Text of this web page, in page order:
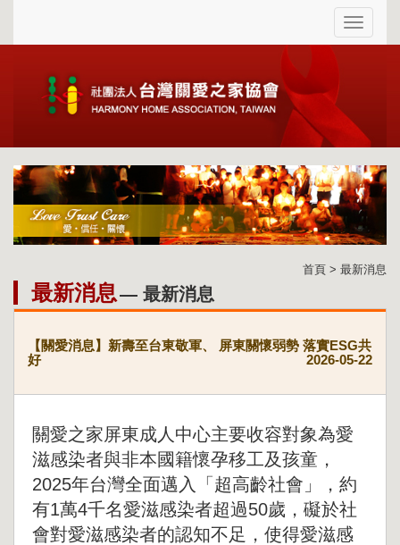
首頁 > 最新消息
最新消息— 最新消息
【關愛消息】新壽至台東敬軍、 屏東關懷弱勢 落實ESG共
好
2026-05-22
關愛之家屏東成人中心主要收容對象為愛
滋感染者與非本國籍懷孕移工及孩童，
2025年台灣全面邁入「超高齡社會」，約
有1萬4千名愛滋感染者超過50歲，礙於社
會對愛滋感染者的認知不足，使得愛滋感